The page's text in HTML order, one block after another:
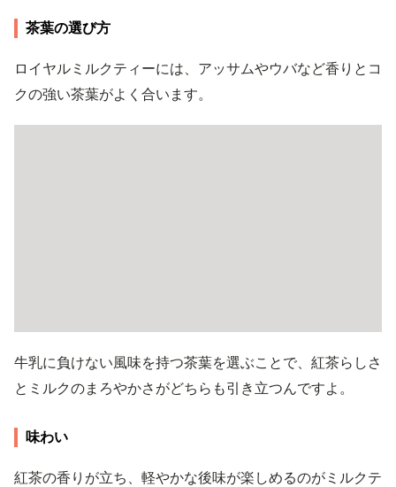
茶葉の選び方
ロイヤルミルクティーには、アッサムやウバなど香りとコ
クの強い茶葉がよく合います。
牛乳に負けない風味を持つ茶葉を選ぶことで、紅茶らしさ
とミルクのまろやかさがどちらも引き立つんですよ。
味わい
紅茶の香りが立ち、軽やかな後味が楽しめるのがミルクテ